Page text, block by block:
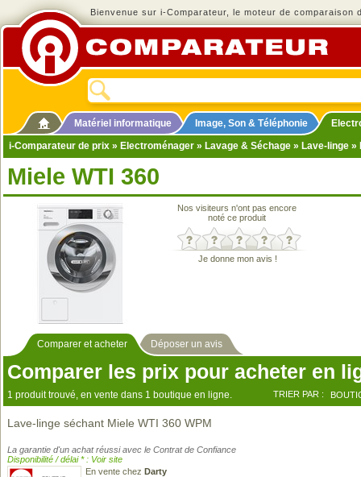
Bienvenue sur i-Comparateur, le moteur de comparaison
Matériel informatique Image, Son & Téléphonie
i-Comparateur de prix » Electroménager » Lavage & Séchage » Lave-linge »
Miele WTI 360
Nos visiteurs n'ont pas encore
noté ce produit
Je donne mon avis !
Comparer et acheter Déposer un avis
Comparer les prix pour acheter en
1 produit trouvé, en vente dans 1 boutique en ligne. TRIER PAR :
Lave-linge séchant Miele WTI 360 WPM
La garantie d'un achat réussi avec le Contrat de Confiance
Disponibilité / délai * : Voir site
En vente chez Darty